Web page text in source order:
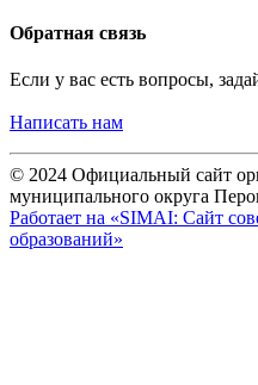
Обратная связь
Если у вас есть вопросы,
Написать нам
© 2024 Официальный сайт
муниципального округа
Работает на «SIMAI: Сайт
образований»